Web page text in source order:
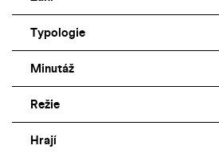
Typologie
Minutáž
Režie
Hrají